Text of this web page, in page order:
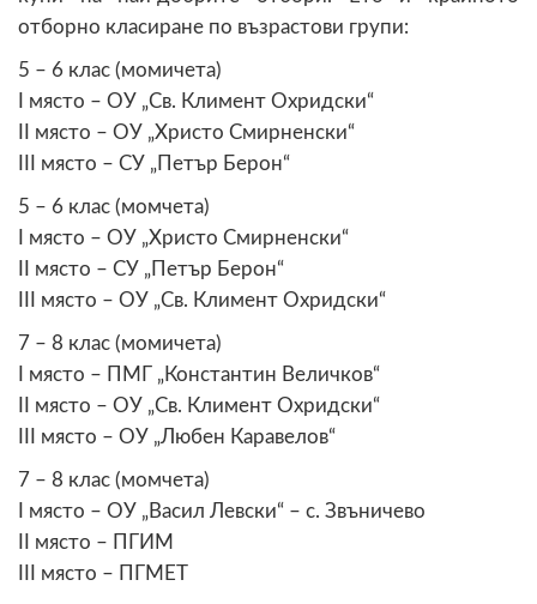
отборно класиране по възрастови групи:
5 – 6 клас (момичета)
I място – ОУ „Св. Климент Охридски“
II място – ОУ „Христо Смирненски“
III място – СУ „Петър Берон“
5 – 6 клас (момчета)
I място – ОУ „Христо Смирненски“
II място – СУ „Петър Берон“
III място – ОУ „Св. Климент Охридски“
7 – 8 клас (момичета)
I място – ПМГ „Константин Величков“
II място – ОУ „Св. Климент Охридски“
III място – ОУ „Любен Каравелов“
7 – 8 клас (момчета)
I място – ОУ „Васил Левски“ – с. Звъничево
II място – ПГИМ
III място – ПГМЕТ